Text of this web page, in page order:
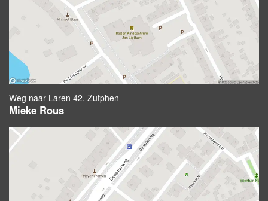
Weg naar Laren 42, Zutphen
Mieke Rous